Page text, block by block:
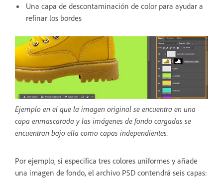
Una capa de descontaminación de color para ayudar a
refinar los bordes
Ejemplo en el que la imagen original se encuentra en una
capa enmascarada y las imágenes de fondo cargadas se
encuentran bajo ella como capas independientes.
Por ejemplo, si especifica tres colores uniformes y añade
una imagen de fondo, el archivo PSD contendrá seis capas: